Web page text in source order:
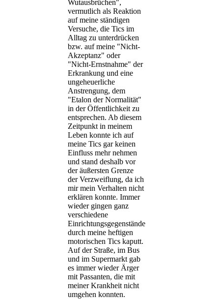
Wutausbrüchen",
vermutlich als Reaktion
auf meine ständigen
Versuche, die Tics im
Alltag zu unterdrücken
bzw. auf meine "Nicht-
Akzeptanz" oder
"Nicht-Ernstnahme" der
Erkrankung und eine
ungeheuerliche
Anstrengung, dem
"Etalon der Normalität"
in der Öffentlichkeit zu
entsprechen. Ab diesem
Zeitpunkt in meinem
Leben konnte ich auf
meine Tics gar keinen
Einfluss mehr nehmen
und stand deshalb vor
der äußersten Grenze
der Verzweiflung, da ich
mir mein Verhalten nicht
erklären konnte. Immer
wieder gingen ganz
verschiedene
Einrichtungsgegenstände
durch meine heftigen
motorischen Tics kaputt.
Auf der Straße, im Bus
und im Supermarkt gab
es immer wieder Ärger
mit Passanten, die mit
meiner Krankheit nicht
umgehen konnten.